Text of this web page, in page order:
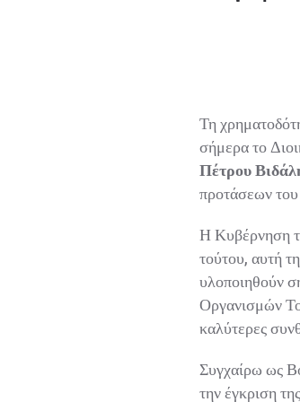
Τη
σήμερα το
Πέτρου
προτάσεων
Η Κυβέρνηση
τούτου, αυτή
υλοποιηθούν
Οργανισμών
καλύτερες
Συγχαίρω ως
την έγκριση